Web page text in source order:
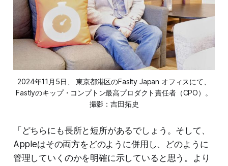
2024年11月5日、 東京都港区のFaslty Japan オフィスにて、
Fastlyのキップ・コンプトン最高プロダクト責任者（CPO）。
撮影：吉田拓史
「どちらにも長所と短所があるでしょう。そして、
Appleはその両方をどのように併用し、どのように
管理していくのかを明確に示していると思う。より